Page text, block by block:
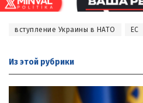
вступление Украины в НАТО ЕС
Из этой рубрики